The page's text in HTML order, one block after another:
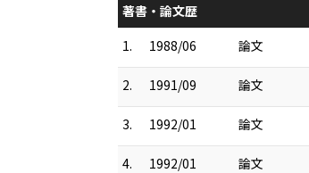
著書・論文歴
1.
1988/06 論文
2. 1991/09 論文
3. 1992/01 論文
4. 1992/01 論文